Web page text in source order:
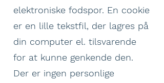
elektroniske fodspor. En cookie
er en lille tekstfil, der lagres på
din computer el. tilsvarende
for at kunne genkende den.
Der er ingen personlige